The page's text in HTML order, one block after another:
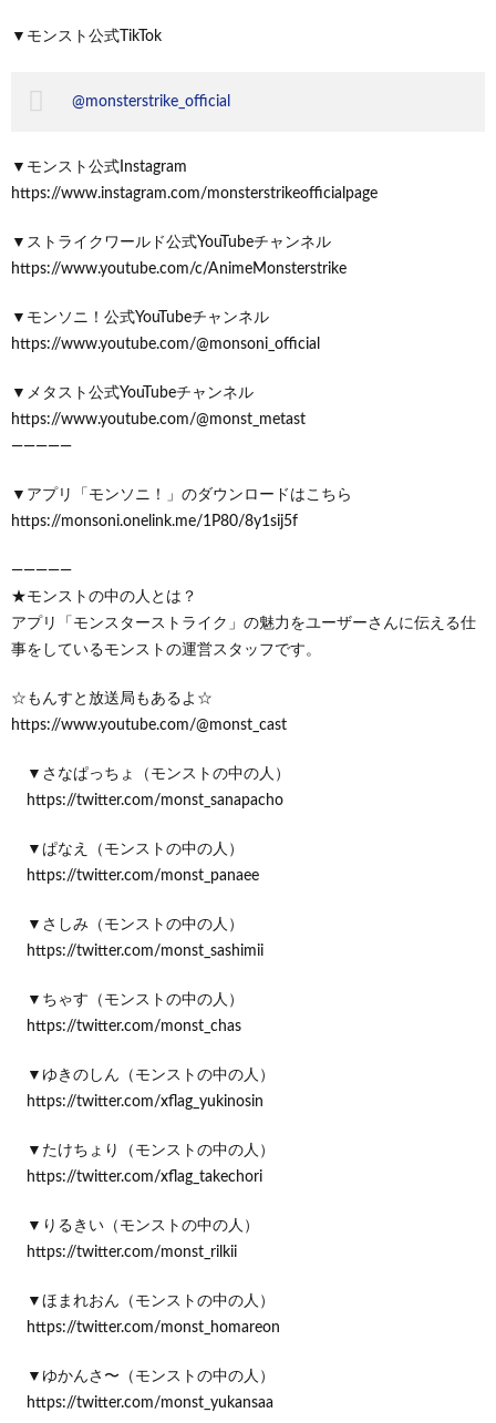
▼モンスト公式TikTok
@monsterstrike_official
▼モンスト公式Instagram
https://www.instagram.com/monsterstrikeofficialpage
▼ストライクワールド公式YouTubeチャンネル
https://www.youtube.com/c/AnimeMonsterstrike
▼モンソニ！公式YouTubeチャンネル
https://www.youtube.com/@monsoni_official
▼メタスト公式YouTubeチャンネル
https://www.youtube.com/@monst_metast
—————
▼アプリ「モンソニ！」のダウンロードはこちら
https://monsoni.onelink.me/1P80/8y1sij5f
—————
★モンストの中の人とは？
アプリ「モンスターストライク」の魅力をユーザーさんに伝える仕
事をしているモンストの運営スタッフです。
☆もんすと放送局もあるよ☆
https://www.youtube.com/@monst_cast
▼さなぱっちょ（モンストの中の人）
https://twitter.com/monst_sanapacho
▼ぱなえ（モンストの中の人）
https://twitter.com/monst_panaee
▼さしみ（モンストの中の人）
https://twitter.com/monst_sashimii
▼ちゃす（モンストの中の人）
https://twitter.com/monst_chas
▼ゆきのしん（モンストの中の人）
https://twitter.com/xflag_yukinosin
▼たけちょり（モンストの中の人）
https://twitter.com/xflag_takechori
▼りるきい（モンストの中の人）
https://twitter.com/monst_rilkii
▼ほまれおん（モンストの中の人）
https://twitter.com/monst_homareon
▼ゆかんさ〜（モンストの中の人）
https://twitter.com/monst_yukansaa